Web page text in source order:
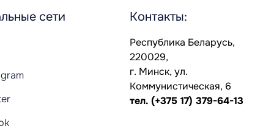
сети Контакты:
Республика Беларусь,
220029,
г. Минск, ул.
Коммунистическая, 6
тел. (+375 17) 379-64-13